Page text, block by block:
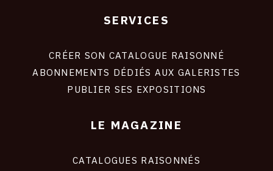
SERVICES
CRÉER SON CATALOGUE RAISONNÉ
ABONNEMENTS DÉDIÉS AUX GALERISTES
PUBLIER SES EXPOSITIONS
LE MAGAZINE
CATALOGUES RAISONNÉS